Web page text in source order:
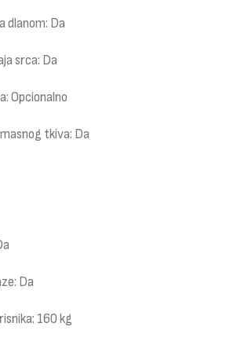
dlanom: Da
srca: Da
Opcionalno
tkiva: Da
Da
160 kg